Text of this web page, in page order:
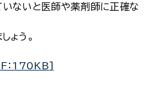
いないと医師や薬剤師に正確な
ょう。
：170KB]